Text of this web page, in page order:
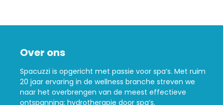
Over ons
Spacuzzi is opgericht met passie voor spa’s. Met ruim
20 jaar ervaring in de wellness branche streven we
naar het overbrengen van de meest effectieve
ontspanning: hydrotherapie door spa’s.